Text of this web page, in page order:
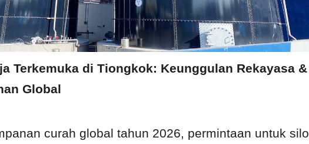
Terkemuka di Tiongkok: Keunggulan Rekayasa &
Global
curah global tahun 2026, permintaan untuk silo